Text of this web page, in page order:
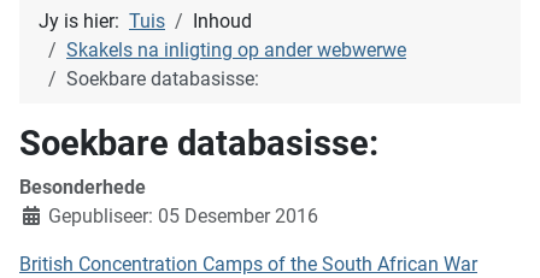
Jy is hier: Tuis
Inhoud
Skakels na inligting op ander webwerwe
Soekbare databasisse:
Soekbare databasisse:
Besonderhede
Gepubliseer: 05 Desember 2016
British Concentration Camps of the South African War